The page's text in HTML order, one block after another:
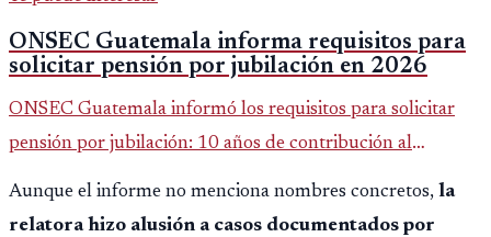
ONSEC Guatemala informa requisitos para
solicitar pensión por jubilación en 2026
ONSEC Guatemala informó los requisitos para solicitar
pensión por jubilación: 10 años de contribución al
Montepío y 50 años de edad, o 20 años de servicio sin
importar edad.
Aunque el informe no menciona nombres concretos, la
relatora hizo alusión a casos documentados por